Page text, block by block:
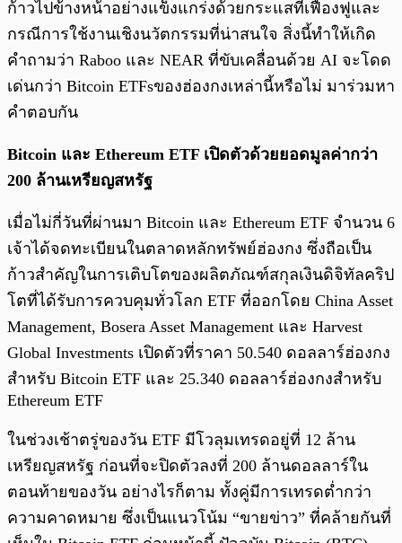
ก้าวไปข้างหน้าอย่างแข็งแกร่งด้วยกระแสที่เฟื่องฟูและ
กรณีการใช้งานเชิงนวัตกรรมที่น่าสนใจ สิ่งนี้ทำให้เกิด
คำถามว่า Raboo และ NEAR ที่ขับเคลื่อนด้วย AI จะโดด
เด่นกว่า Bitcoin ETFsของฮ่องกงเหล่านี้หรือไม่ มาร่วมหา
คำตอบกัน
Bitcoin และ Ethereum ETF เปิดตัวด้วยยอดมูลค่ากว่า
200 ล้านเหรียญสหรัฐ
เมื่อไม่กี่วันที่ผ่านมา Bitcoin และ Ethereum ETF จำนวน 6
เจ้าได้จดทะเบียนในตลาดหลักทรัพย์ฮ่องกง ซึ่งถือเป็น
ก้าวสำคัญในการเติบโตของผลิตภัณฑ์สกุลเงินดิจิทัลคริป
โตที่ได้รับการควบคุมทั่วโลก ETF ที่ออกโดย China Asset
Management, Bosera Asset Management และ Harvest
Global Investments เปิดตัวที่ราคา 50.540 ดอลลาร์ฮ่องกง
สำหรับ Bitcoin ETF และ 25.340 ดอลลาร์ฮ่องกงสำหรับ
Ethereum ETF
ในช่วงเช้าตรู่ของวัน ETF มีโวลุมเทรดอยู่ที่ 12 ล้าน
เหรียญสหรัฐ ก่อนที่จะปิดตัวลงที่ 200 ล้านดอลลาร์ใน
ตอนท้ายของวัน อย่างไรก็ตาม ทั้งคู่มีการเทรดต่ำกว่า
ความคาดหมาย ซึ่งเป็นแนวโน้ม “ขายข่าว” ที่คล้ายกันที่